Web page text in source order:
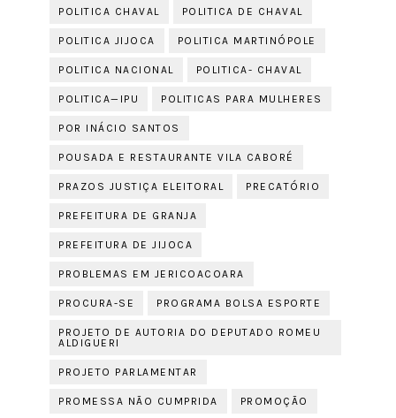
POLITICA CHAVAL POLITICA DE CHAVAL
POLITICA JIJOCA POLITICA MARTINÓPOLE
POLITICA NACIONAL POLITICA- CHAVAL
POLITICA—IPU POLITICAS PARA MULHERES
POR INÁCIO SANTOS
POUSADA E RESTAURANTE VILA CABORÉ
PRAZOS JUSTIÇA ELEITORAL PRECATÓRIO
PREFEITURA DE GRANJA
PREFEITURA DE JIJOCA
PROBLEMAS EM JERICOACOARA
PROCURA-SE PROGRAMA BOLSA ESPORTE
PROJETO DE AUTORIA DO DEPUTADO ROMEU
ALDIGUERI
PROJETO PARLAMENTAR
PROMESSA NÃO CUMPRIDA PROMOÇÃO